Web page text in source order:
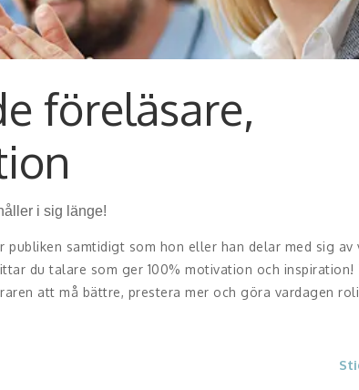
föreläsare,
i sig länge!
publiken samtidigt som hon eller han delar med sig av
du talare som ger 100% motivation och
att må bättre, prestera mer och göra vardagen